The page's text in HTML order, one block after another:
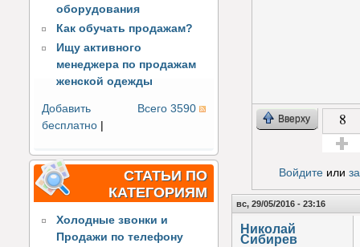
оборудования
Как обучать продажам?
Ищу активного
менеджера по продажам
женской одежды
Всего 3590
Добавить
бесплатно |
СТАТЬИ ПО
КАТЕГОРИЯМ
Холодные звонки и
Продажи по телефону
Вверху 8
Войдитеили
вс, 29/05/2016 - 23:16
Николай
Сибирев